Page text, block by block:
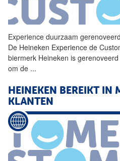
Experience duurzaam
De Heineken Experience de
biermerk Heineken is
om de ...
HEINEKEN BEREIKT IN
KLANTEN